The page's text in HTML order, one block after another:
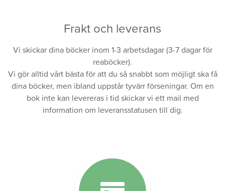
Frakt och leverans
Vi skickar dina böcker inom 1-3 arbetsdagar (3-7 dagar för
reaböcker).
Vi gör alltid vårt bästa för att du så snabbt som möjligt ska få
dina böcker, men ibland uppstår tyvärr förseningar. Om en
bok inte kan levereras i tid skickar vi ett mail med
information om leveransstatusen till dig.